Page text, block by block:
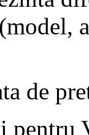
de
pentru